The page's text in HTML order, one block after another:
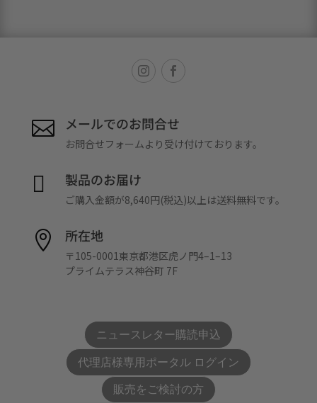
 メールでのお問合せ
お問合せフォームより受け付けております。
 製品のお届け
ご購入金額が8,640円(税込)以上は送料無料です。
 所在地
〒105-0001東京都港区虎ノ門4–1–13
プライムテラス神谷町 7F
ニュースレター購読申込
代理店様専用ポータル ログイン
販売をご検討の方